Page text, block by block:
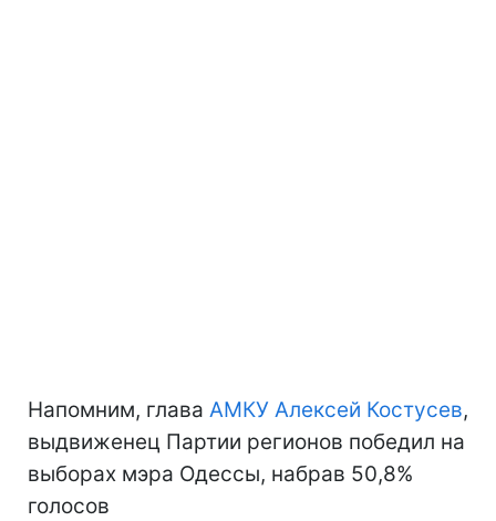
Напомним, глава АМКУ Алексей Костусев,
выдвиженец Партии регионов победил на
выборах мэра Одессы, набрав 50,8%
голосов